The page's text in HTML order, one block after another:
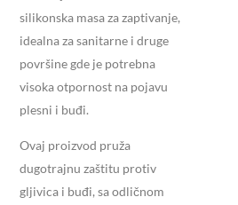
silikonska masa za zaptivanje,
idealna za sanitarne i druge
površine gde je potrebna
visoka otpornost na pojavu
plesni i buđi.
Ovaj proizvod pruža
dugotrajnu zaštitu protiv
gljivica i buđi, sa odličnom